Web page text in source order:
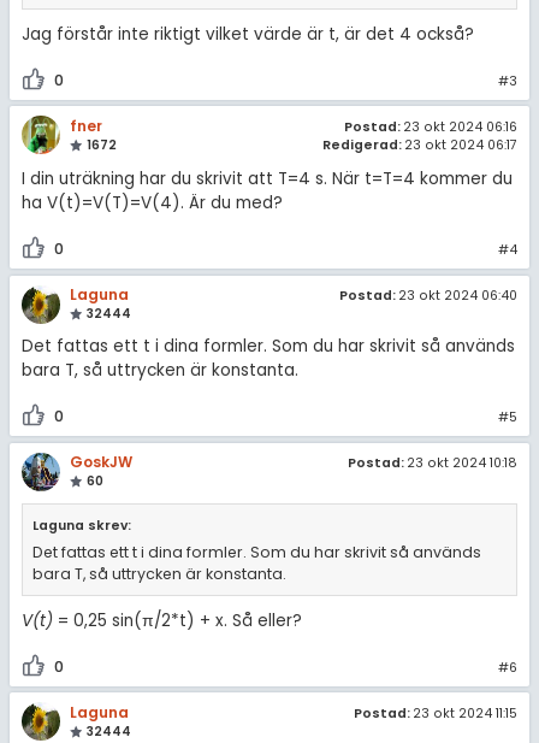
Jag förstår inte riktigt vilket värde är t, är det 4 också?
0 #3
fner
1672
Postad: 23 okt 2024 06:16
Redigerad: 23 okt 2024 06:17
I din uträkning har du skrivit att T=4 s. När t=T=4 kommer du
ha V(t)=V(T)=V(4). Är du med?
0 #4
Laguna
32444
Postad: 23 okt 2024 06:40
Det fattas ett t i dina formler. Som du har skrivit så används
bara T, så uttrycken är konstanta.
0 #5
GoskJW
60
Postad: 23 okt 2024 10:18
Laguna skrev:
Det fattas ett t i dina formler. Som du har skrivit så används
bara T, så uttrycken är konstanta.
V(t) = 0,25 sin(π/2*t) + x. Så eller?
0 #6
Laguna
32444
Postad: 23 okt 2024 11:15